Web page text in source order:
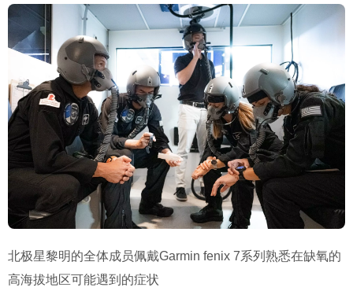
北极星黎明的全体成员佩戴Garmin fenix 7系列熟悉在缺氧的
高海拔地区可能遇到的症状